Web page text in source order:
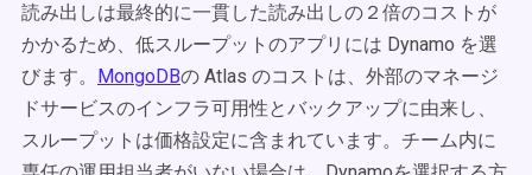
読み出しは最終的に一貫した読み出しの２倍のコストが
かかるため、低スループットのアプリには Dynamo を選
びます。 MongoDBの Atlas のコストは、外部のマネージ
ドサービスのインフラ可用性とバックアップに由来し、
スループットは価格設定に含まれています。チーム内に